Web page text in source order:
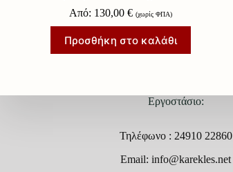
Από: 130,00€ (χωρίς ΦΠΑ)
Προσθήκη στο καλάθι
Εργοστάσιο:
Τηλέφωνο : 24910 22860
Email: info@karekles.net